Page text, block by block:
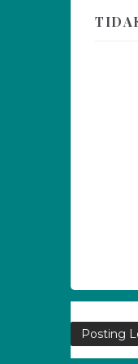
Posting